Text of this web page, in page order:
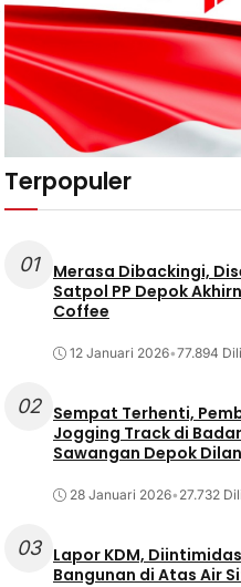
Terpopuler
01
Merasa Dibackingi,
Satpol PP Depok
Coffee
12 Januari 2026•77.894
02
Sempat Terhenti,
Jogging Track di
Sawangan Depok
28 Januari 2026• 27.732
03
Lapor KDM,
Bangunan di Atas Air